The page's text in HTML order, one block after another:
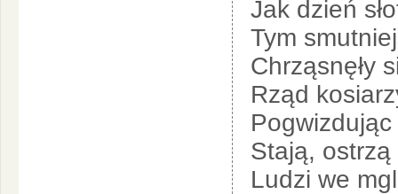
Jak dzień
Tym
Chrząsnęły
Rząd
Stają, ostrzą
Ludzi we